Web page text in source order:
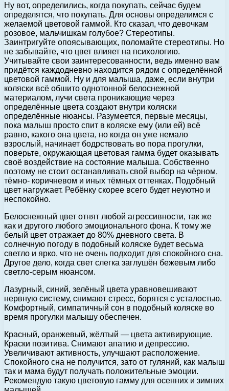
Ну вот, определились, когда покупать, сейчас будем
определятся, что покупать. Для основы определимся с
желаемой цветовой гаммой. Кто сказал, что девочкам
розовое, мальчишкам голубое? Стереотипы.
Заинтригуйте опоясывающих, поломайте стереотипы. Но
не забывайте, что цвет влияет на психологию.
Учитывайте свои заинтересованности, ведь именно вам
придётся каждодневно находится рядом с определённой
цветовой гаммой. Ну и для малыша, даже, если внутри
коляски всё обшито однотонной белоснежной
материалом, лучи света проникающие через
определённые цвета создают внутри коляски
определённые нюансы. Разумеется, первые месяцы,
пока малыш просто спит в коляске ему (или ей) всё
равно, какого она цвета, но когда он уже немало
взрослый, начинает бодрствовать во пора прогулки,
поверьте, окружающая цветовая гамма будет оказывать
своё воздействие на состояние малыша. Собственно
поэтому не стоит останавливать свой выбор на чёрном,
тёмно- коричневом и иных тёмных оттенках. Подобный
цвет нагружает. Ребёнку скорее всего будет неуютно и
неспокойно.
Белоснежный цвет отнят любой агрессивности, так же
как и другого любого эмоционального фона. К тому же
белый цвет отражает до 80% дневного света. В
солнечную погоду в подобный коляске будет весьма
светло и ярко, что не очень подходит для спокойного сна.
Другое дело, когда свет слегка заглушён бежевым либо
светло-серым нюансом.
Лазурный, синий, зелёный цвета уравновешивают
нервную систему, снимают стресс, борятся с усталостью.
Комфортный, симпатичный сон в подобный коляске во
время прогулки малышу обеспечен.
Красный, оранжевый, жёлтый — цвета активирующие.
Краски позитива. Снимают апатию и депрессию.
Увеличивают активность, улучшают расположение.
Спокойного сна не получится, зато от гуляний, как малыш
так и мама будут получать положительные эмоции.
Рекомендую такую цветовую гамму для осенних и зимних